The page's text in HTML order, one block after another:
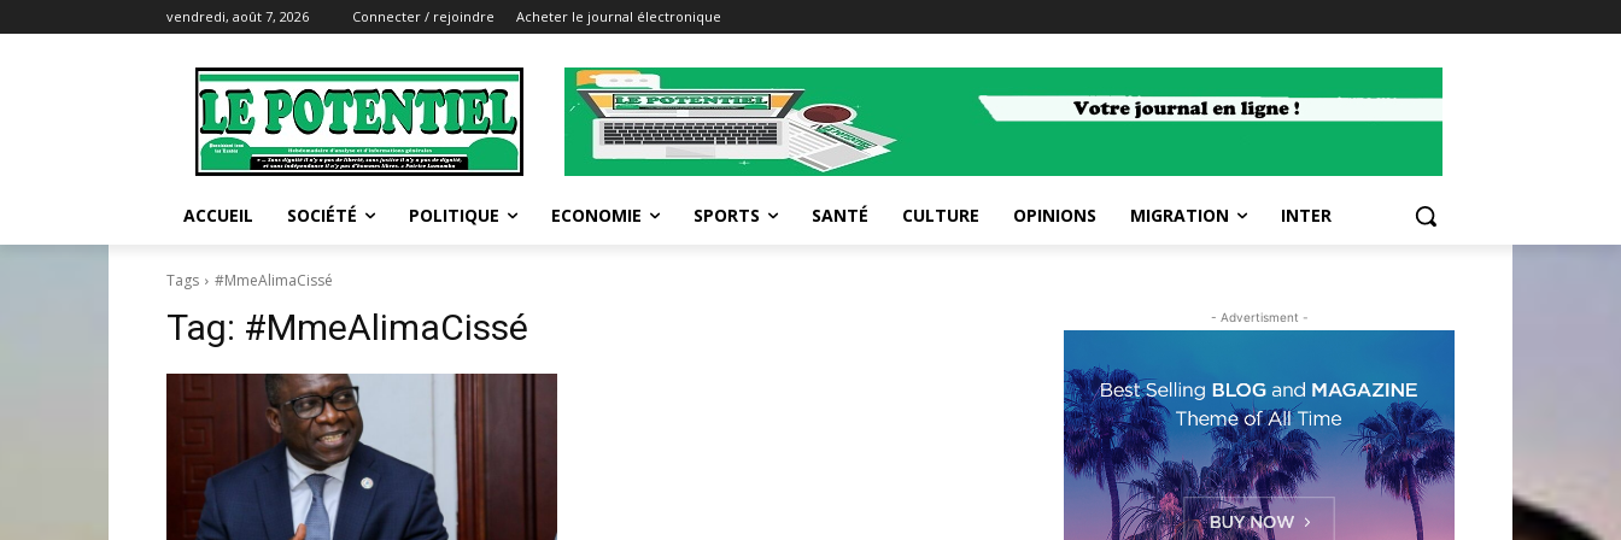
vendredi, août 7, 2026 Connecter / rejoindre Acheter le journal électronique
ACCUEIL SOCIÉTÉ POLITIQUE ECONOMIE SPORTS SANTÉ CULTURE OPINIONS MIGRATION INTER
Tags #MmeAlimaCissé
Tag: #MmeAlimaCissé - Advertisment -